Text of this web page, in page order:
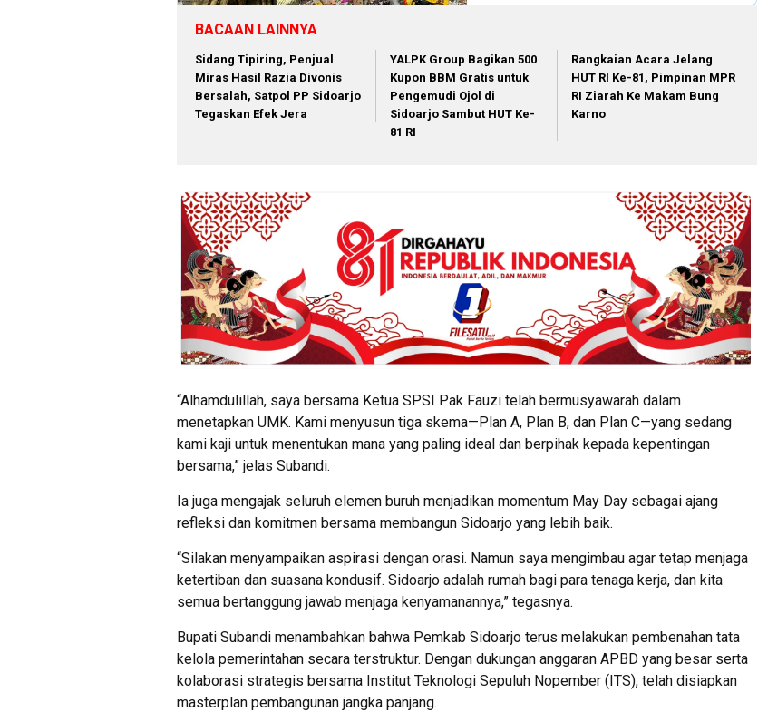
BACAAN LAINNYA
Sidang Tipiring, Penjual
Miras Hasil Razia Divonis
Bersalah, Satpol PP Sidoarjo
Tegaskan Efek Jera
YALPK Group Bagikan 500
Kupon BBM Gratis untuk
Pengemudi Ojol di
Sidoarjo Sambut HUT Ke-
81 RI
Rangkaian Acara Jelang
HUT RI Ke-81, Pimpinan MPR
RI Ziarah Ke Makam Bung
Karno
“Alhamdulillah, saya bersama Ketua SPSI Pak Fauzi telah bermusyawarah dalam
menetapkan UMK. Kami menyusun tiga skema—Plan A, Plan B, dan Plan C—yang sedang
kami kaji untuk menentukan mana yang paling ideal dan berpihak kepada kepentingan
bersama,” jelas Subandi.
Ia juga mengajak seluruh elemen buruh menjadikan momentum May Day sebagai ajang
refleksi dan komitmen bersama membangun Sidoarjo yang lebih baik.
“Silakan menyampaikan aspirasi dengan orasi. Namun saya mengimbau agar tetap menjaga
ketertiban dan suasana kondusif. Sidoarjo adalah rumah bagi para tenaga kerja, dan kita
semua bertanggung jawab menjaga kenyamanannya,” tegasnya.
Bupati Subandi menambahkan bahwa Pemkab Sidoarjo terus melakukan pembenahan tata
kelola pemerintahan secara terstruktur. Dengan dukungan anggaran APBD yang besar serta
kolaborasi strategis bersama Institut Teknologi Sepuluh Nopember (ITS), telah disiapkan
masterplan pembangunan jangka panjang.